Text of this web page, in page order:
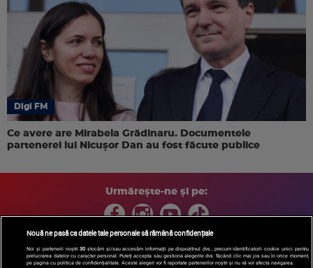
Digi FM
Ce avere are Mirabela Grădinaru. Documentele
partenerei lui Nicușor Dan au fost făcute publice
Urmărește-ne și pe:
Copyright © 2026 / DIGI ROMANIA S.A.
Nouă ne pasă ca datele tale personale să rămână confidențiale
Noi și partenerii noștri30 stocăm și/sau accesăm informații pe dispozitivul dvs., precum identificatorii cookie unici pentru
prelucrarea datelor cu caracter personal. Puteți accepta sau gestiona alegerile dvs. făcând clic mai jos sau în orice moment,
pe pagina cu politica de confidențialitate. Aceste alegeri vor fi raportate partenerilor noștri și nu vă vor afecta navigarea.